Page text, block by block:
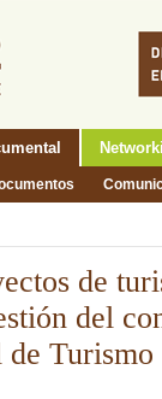
de
del
Turismo